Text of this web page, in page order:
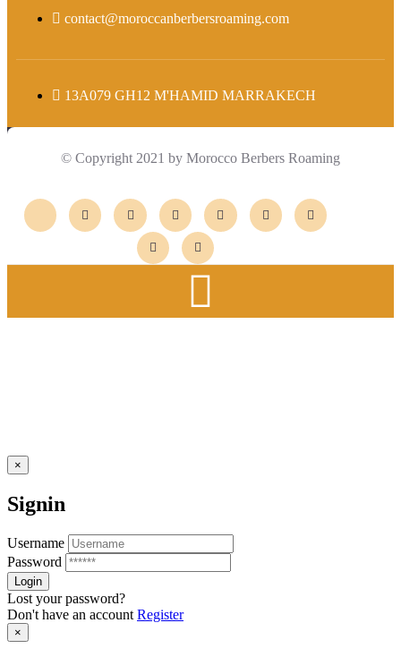
contact@moroccanberbersroaming.com
13A079 GH12 M'HAMID MARRAKECH
© Copyright 2021 by Morocco Berbers Roaming
×
Signin
Username
Password
Lost your password?
Don't have an account Register
×